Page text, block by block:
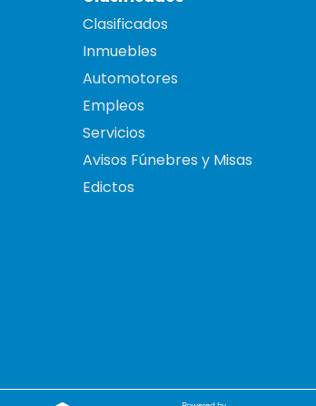
Clasificados
Inmuebles
Automotores
Empleos
Servicios
Avisos Fúnebres y Misas
Edictos